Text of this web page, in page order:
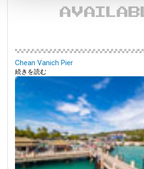
Chean Vanich Pier
続きを読む